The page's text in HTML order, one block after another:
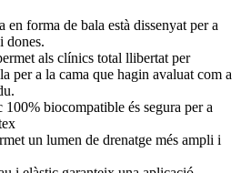
en forma de bala està dissenyat per a
dones.
als clínics total llibertat per
per a la cama que hagin avaluat com a
biocompatible és segura per a
un lumen de drenatge més ampli i